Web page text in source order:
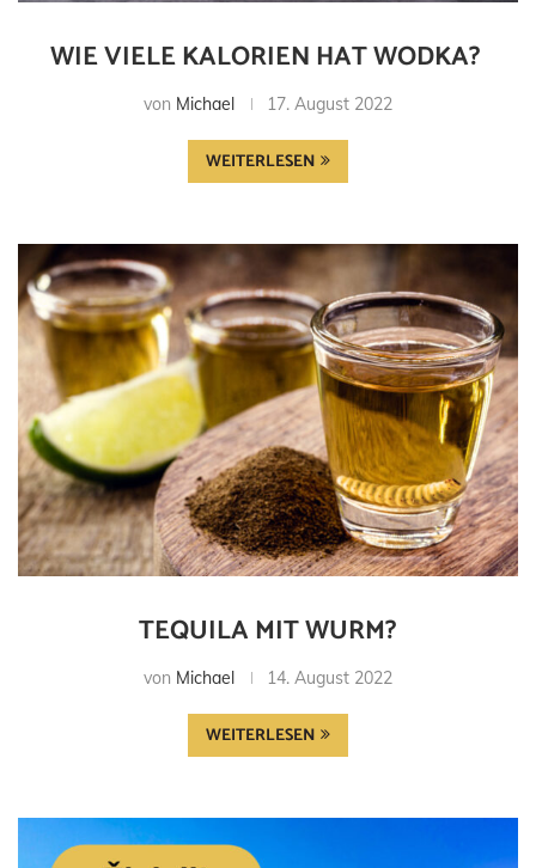
WIE VIELE KALORIEN HAT WODKA?
von Michael 17. August 2022
WEITERLESEN
TEQUILA MIT WURM?
von Michael 14. August 2022
WEITERLESEN